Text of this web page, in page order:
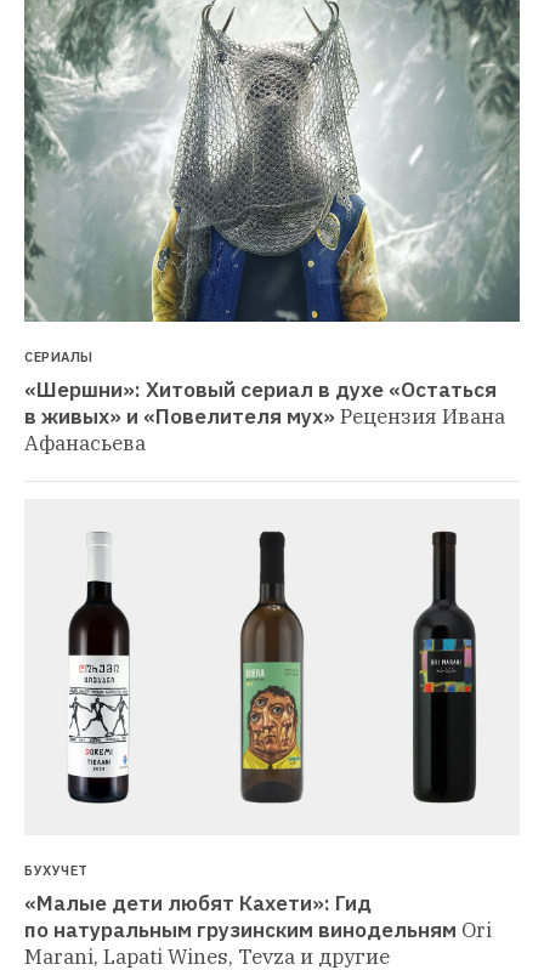
СЕРИАЛЫ
«Шершни»: Хитовый сериал в духе «Остаться
в живых» и «Повелителя мух» Рецензия Ивана
Афанасьева
БУХУЧЕТ
«Малые дети любят Кахети»: Гид
по натуральным грузинским винодельням Ori
Marani, Lapati Wines, Tevza и другие